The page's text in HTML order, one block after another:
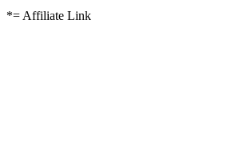
*= Affiliate Link